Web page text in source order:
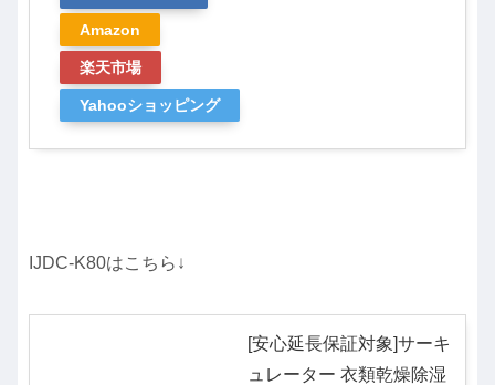
Amazon
楽天市場
Yahooショッピング
IJDC-K80はこちら↓
[安心延長保証対象]サーキ
ュレーター 衣類乾燥除湿